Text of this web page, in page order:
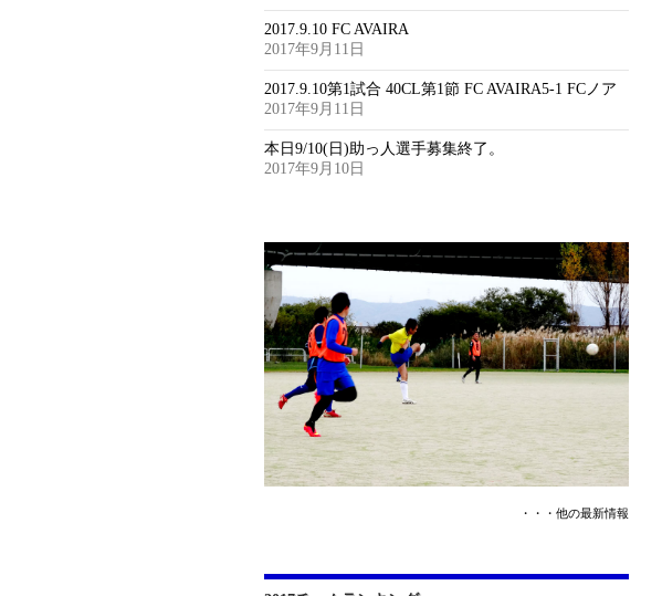
2017.9.10 FC AVAIRA
2017年9月11日
2017.9.10第1試合 40CL第1節 FC AVAIRA5-1 FCノア
2017年9月11日
本日9/10(日)助っ人選手募集終了。
2017年9月10日
・・・他の最新情報